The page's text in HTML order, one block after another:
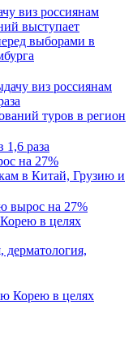
виз россиянам
выступает
выборами в
туров в регион
на 27%
в Китай, Грузию и
в целях
дерматология,